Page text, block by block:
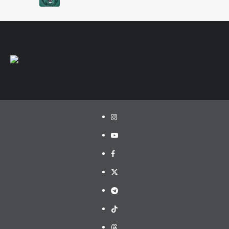
:SVAT, гри не бачив, але
не підпишуть декількох гарних
тримається , але от в атаці все
Невес - Сидун , не звучить , як на
Русол хоч залишки Дніпра-1
Сарапій, Гаджиєв , Мірошниченко)
щось грати в УПЛ . Хоч Шведа
Instagram
YouTube
FB
X
Telegram
TikTok
Threads